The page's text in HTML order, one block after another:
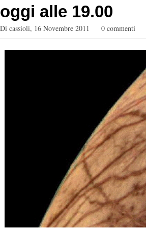
oggi alle 19.00
Di cassioli, 16 Novembre 2011 0 commenti